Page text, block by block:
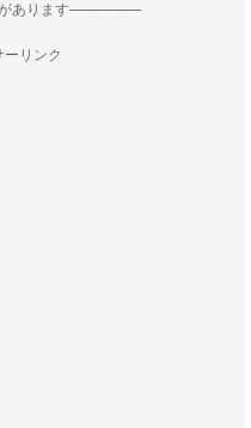
あります--------------------
リンク